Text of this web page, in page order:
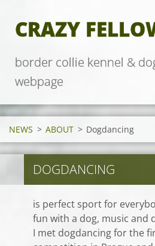
CRAZY
border collie kennel &
webpage
NEWS > ABOUT > Dogdancing
DOGDANCING
is perfect sport for
fun with a dog, music and
I met dogdancing for the